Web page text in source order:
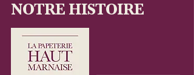
NOTRE HISTOIRE